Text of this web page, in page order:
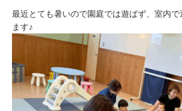
最近とても暑いので園庭では遊ばず、室内
ます♪